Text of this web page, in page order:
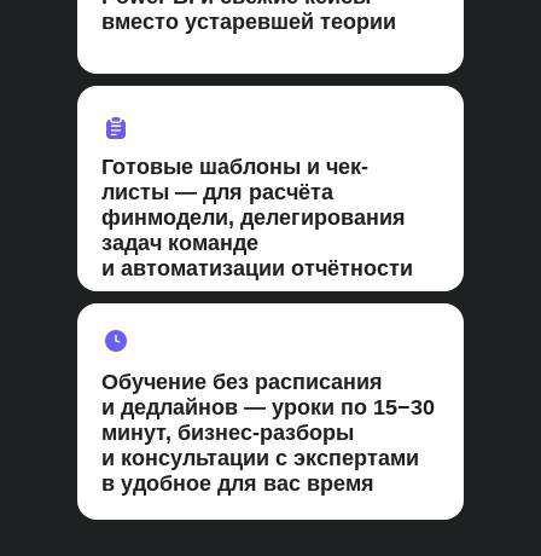
вместо устаревшей теории
Обучение без расписания
и дедлайнов — уроки по 15−30
минут, бизнес-разборы
и консультации с экспертами
в удобное для вас время
Готовые шаблоны и чек-
листы — для расчёта
финмодели, делегирования
задач команде
и автоматизации отчётности